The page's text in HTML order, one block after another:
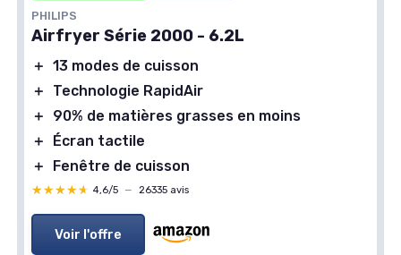
PHILIPS
Airfryer Série 2000 - 6.2L
＋ 13 modes de cuisson
＋
Technologie RapidAir
＋
90% de matières grasses en moins
＋
Écran tactile
＋
Fenêtre de cuisson
★★★★★
★★★★★ 4,6/5 — 26335 avis
Voir l'offre